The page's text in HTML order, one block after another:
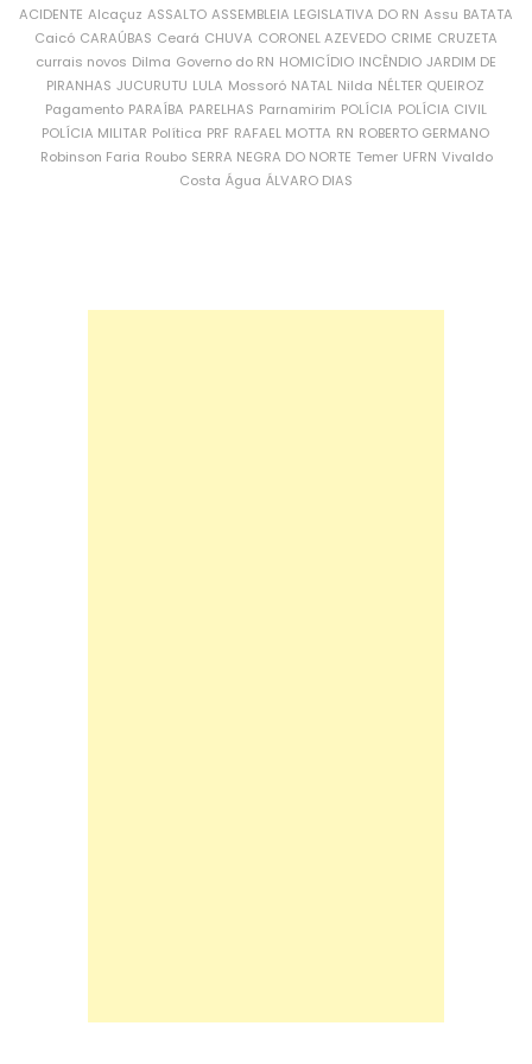
ACIDENTE Alcaçuz ASSALTO ASSEMBLEIA LEGISLATIVA DO RN Assu BATATA
Caicó CARAÚBAS Ceará CHUVA CORONEL AZEVEDO CRIME CRUZETA
currais novos Dilma Governo do RN HOMICÍDIO INCÊNDIO JARDIM DE
PIRANHAS JUCURUTU LULA Mossoró NATAL Nilda NÉLTER QUEIROZ
Pagamento PARAÍBA PARELHAS Parnamirim POLÍCIA POLÍCIA CIVIL
POLÍCIA MILITAR Política PRF RAFAEL MOTTA RN ROBERTO GERMANO
Robinson Faria Roubo SERRA NEGRA DO NORTE Temer UFRN Vivaldo
Costa Água ÁLVARO DIAS